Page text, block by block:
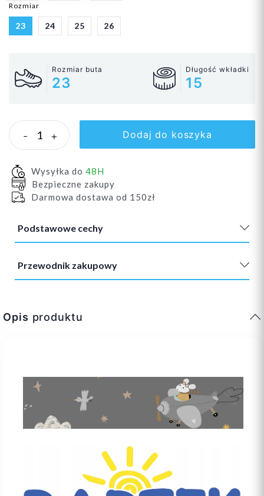
Rozmiar
23 24 25 26
Rozmiar buta
23
Długość wkładki
15
- + Dodaj do koszyka
Wysyłka do 48H
Bezpieczne zakupy
Darmowa dostawa od 150zł
Podstawowe cechy
Przewodnik zakupowy
Opis produktu